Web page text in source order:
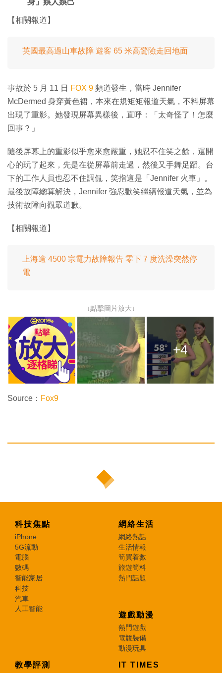
【相關報道】
英國最高過山車故障 遊客 65 米高驚險走回地面
事故於 5 月 11 日 FOX 9 頻道發生，當時 Jennifer
McDermed 身穿黃色裙，本來在規矩矩報道天氣，不料屏幕
出現了重影。她發現屏幕異樣後，直呼：「太奇怪了！怎麼
回事？」
隨後屏幕上的重影似乎愈來愈嚴重，她忍不住笑之餘，還開
心的玩了起來，先是在從屏幕前走過，然後又手舞足蹈。台
下的工作人員也忍不住調侃，笑指這是「Jennifer 火車」。
最後故障總算解決，Jennifer 強忍歡笑繼續報道天氣，並為
技術故障向觀眾道歉。
【相關報道】
上海逾 4500 宗電力故障報告 零下 7 度洗澡突然停
電
↓點擊圖片放大↓
+4
Source： Fox9
科技焦點
iPhone
5G流動
電腦
數碼
智能家居
科技
汽車
人工智能
網絡生活
網絡熱話
生活情報
筍買着數
旅遊筍料
熱門話題
遊戲動漫
熱門遊戲
電競裝備
動漫玩具
教學評測 IT TIMES